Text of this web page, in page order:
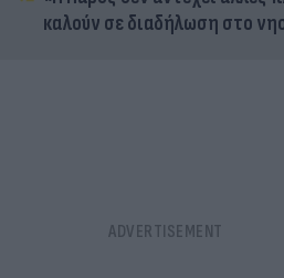
καλούν σε διαδήλωση στο